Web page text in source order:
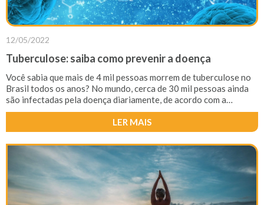
12/05/2022
Tuberculose: saiba como prevenir a doença
Você sabia que mais de 4 mil pessoas morrem de tuberculose no
Brasil todos os anos? No mundo, cerca de 30 mil pessoas ainda
são infectadas pela doença diariamente, de acordo com a
Organização Mundial da Saúde (OMS). Mas você não precisa se
preocupar, pois existem medidas simples que podem evitar a
doença. Para te ajudar a manter a saúde em dia, trazemos para
você as principais formas de se prevenir dessa doença
infecciosa.
LER MAIS